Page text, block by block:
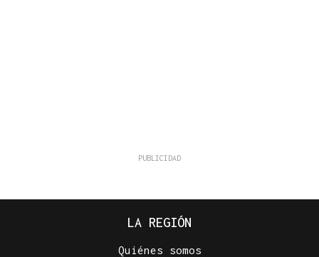
LA REGIÓN
Quiénes somos